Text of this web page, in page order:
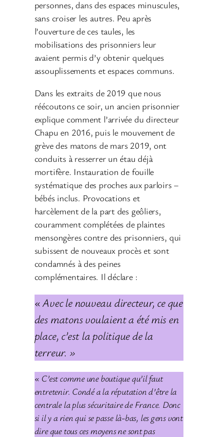
personnes, dans des espaces minuscules,
sans croiser les autres. Peu après
l’ouverture de ces taules, les
mobilisations des prisonniers leur
avaient permis d’y obtenir quelques
assouplissements et espaces communs.
Dans les extraits de 2019 que nous
réécoutons ce soir, un ancien prisonnier
explique comment l’arrivée du directeur
Chapu en 2016, puis le mouvement de
grève des matons de mars 2019, ont
conduits à resserrer un étau déjà
mortifère. Instauration de fouille
systématique des proches aux parloirs –
bébés inclus. Provocations et
harcèlement de la part des geôliers,
couramment complétées de plaintes
mensongères contre des prisonniers, qui
subissent de nouveaux procès et sont
condamnés à des peines
complémentaires. Il déclare :
« Avec le nouveau directeur, ce que
des matons voulaient a été mis en
place, c’est la politique de la
terreur. »
« C’est comme une boutique qu’il faut
entretenir. Condé a la réputation d’être la
centrale la plus sécuritaire de France. Donc
si il y a rien qui se passe là-bas, les gens vont
dire que tous ces moyens ne sont pas